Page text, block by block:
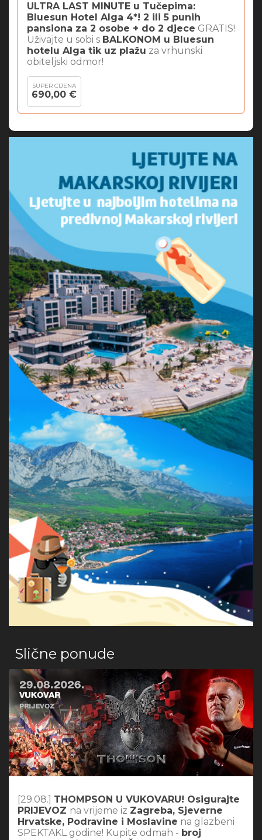
ULTRA LAST MINUTE u Tučepima:
Bluesun Hotel Alga 4*! 2 ili 5 punih
pansiona za 2 osobe + do 2 djece GRATIS!
Uživajte u sobi s BALKONOM u Bluesun
hotelu Alga tik uz plažu za vrhunski
obiteljski odmor!
SUPER CIJENA
690,00 €
Slične ponude
[29.08.] THOMPSON U VUKOVARU! Osigurajte
PRIJEVOZ na vrijeme iz Zagreba, Sjeverne
Hrvatske, Podravine i Moslavine na glazbeni
SPEKTAKL godine! Kupite odmah - broj